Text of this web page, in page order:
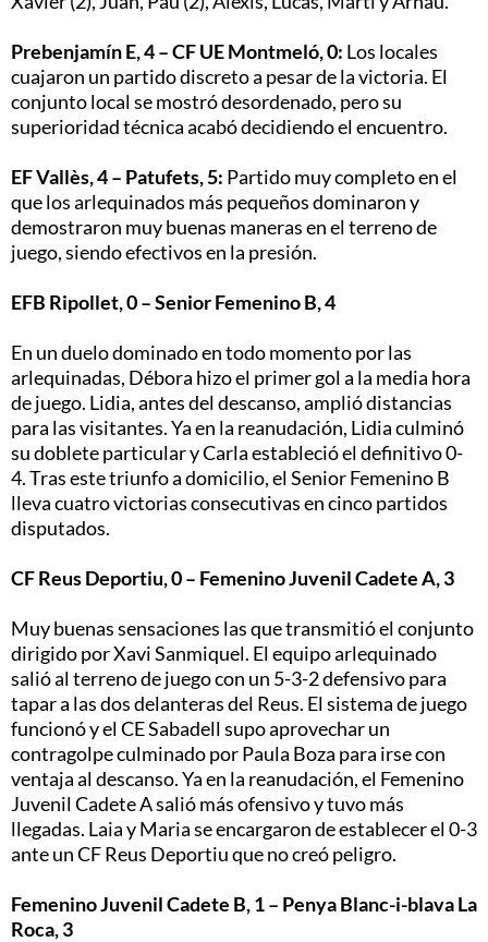
Prebenjamín E, 4 – CF UE Montmeló, 0: Los locales
cuajaron un partido discreto a pesar de la victoria. El
conjunto local se mostró desordenado, pero su
superioridad técnica acabó decidiendo el encuentro.
EF Vallès, 4 – Patufets, 5: Partido muy completo en el
que los arlequinados más pequeños dominaron y
demostraron muy buenas maneras en el terreno de
juego, siendo efectivos en la presión.
EFB Ripollet, 0 – Senior Femenino B, 4
En un duelo dominado en todo momento por las
arlequinadas, Débora hizo el primer gol a la media hora
de juego. Lidia, antes del descanso, amplió distancias
para las visitantes. Ya en la reanudación, Lidia culminó
su doblete particular y Carla estableció el definitivo 0-
4. Tras este triunfo a domicilio, el Senior Femenino B
lleva cuatro victorias consecutivas en cinco partidos
disputados.
CF Reus Deportiu, 0 – Femenino Juvenil Cadete A, 3
Muy buenas sensaciones las que transmitió el conjunto
dirigido por Xavi Sanmiquel. El equipo arlequinado
salió al terreno de juego con un 5-3-2 defensivo para
tapar a las dos delanteras del Reus. El sistema de juego
funcionó y el CE Sabadell supo aprovechar un
contragolpe culminado por Paula Boza para irse con
ventaja al descanso. Ya en la reanudación, el Femenino
Juvenil Cadete A salió más ofensivo y tuvo más
llegadas. Laia y Maria se encargaron de establecer el 0-3
ante un CF Reus Deportiu que no creó peligro.
Femenino Juvenil Cadete B, 1 – Penya Blanc-i-blava La
Roca, 3